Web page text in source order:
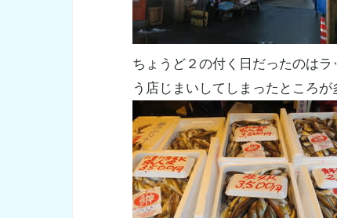
ちょうど２の付く日だったのは
う店じまいしてしまったところ